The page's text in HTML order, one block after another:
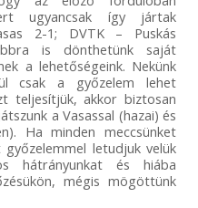
ugyancsak így jártak
2-1; DVTK – Puskás
is dönthetünk saját
a lehetőségeink. Nekünk
csak a győzelem lehet
teljesítjük, akkor biztosan
a Vasassal (hazai) és
Ha minden meccsünket
letudjuk velük
hátrányunkat és hiába
mégis mögöttünk